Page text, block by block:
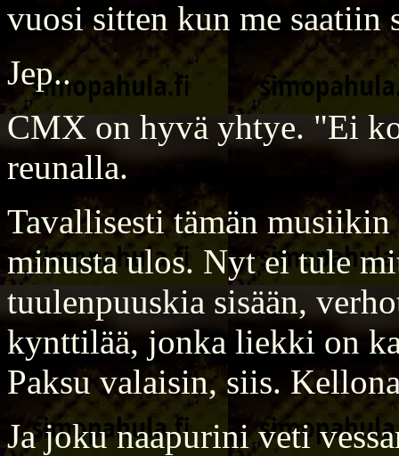
vuosi sitten kun me saatiin
Jep..
CMX on hyvä yhtye. "Ei
reunalla.
Tavallisesti tämän
minusta ulos. Nyt ei tule
tuulenpuuskia sisään,
kynttilää, jonka liekki on
Paksu valaisin, siis.
Ja joku naapurini veti